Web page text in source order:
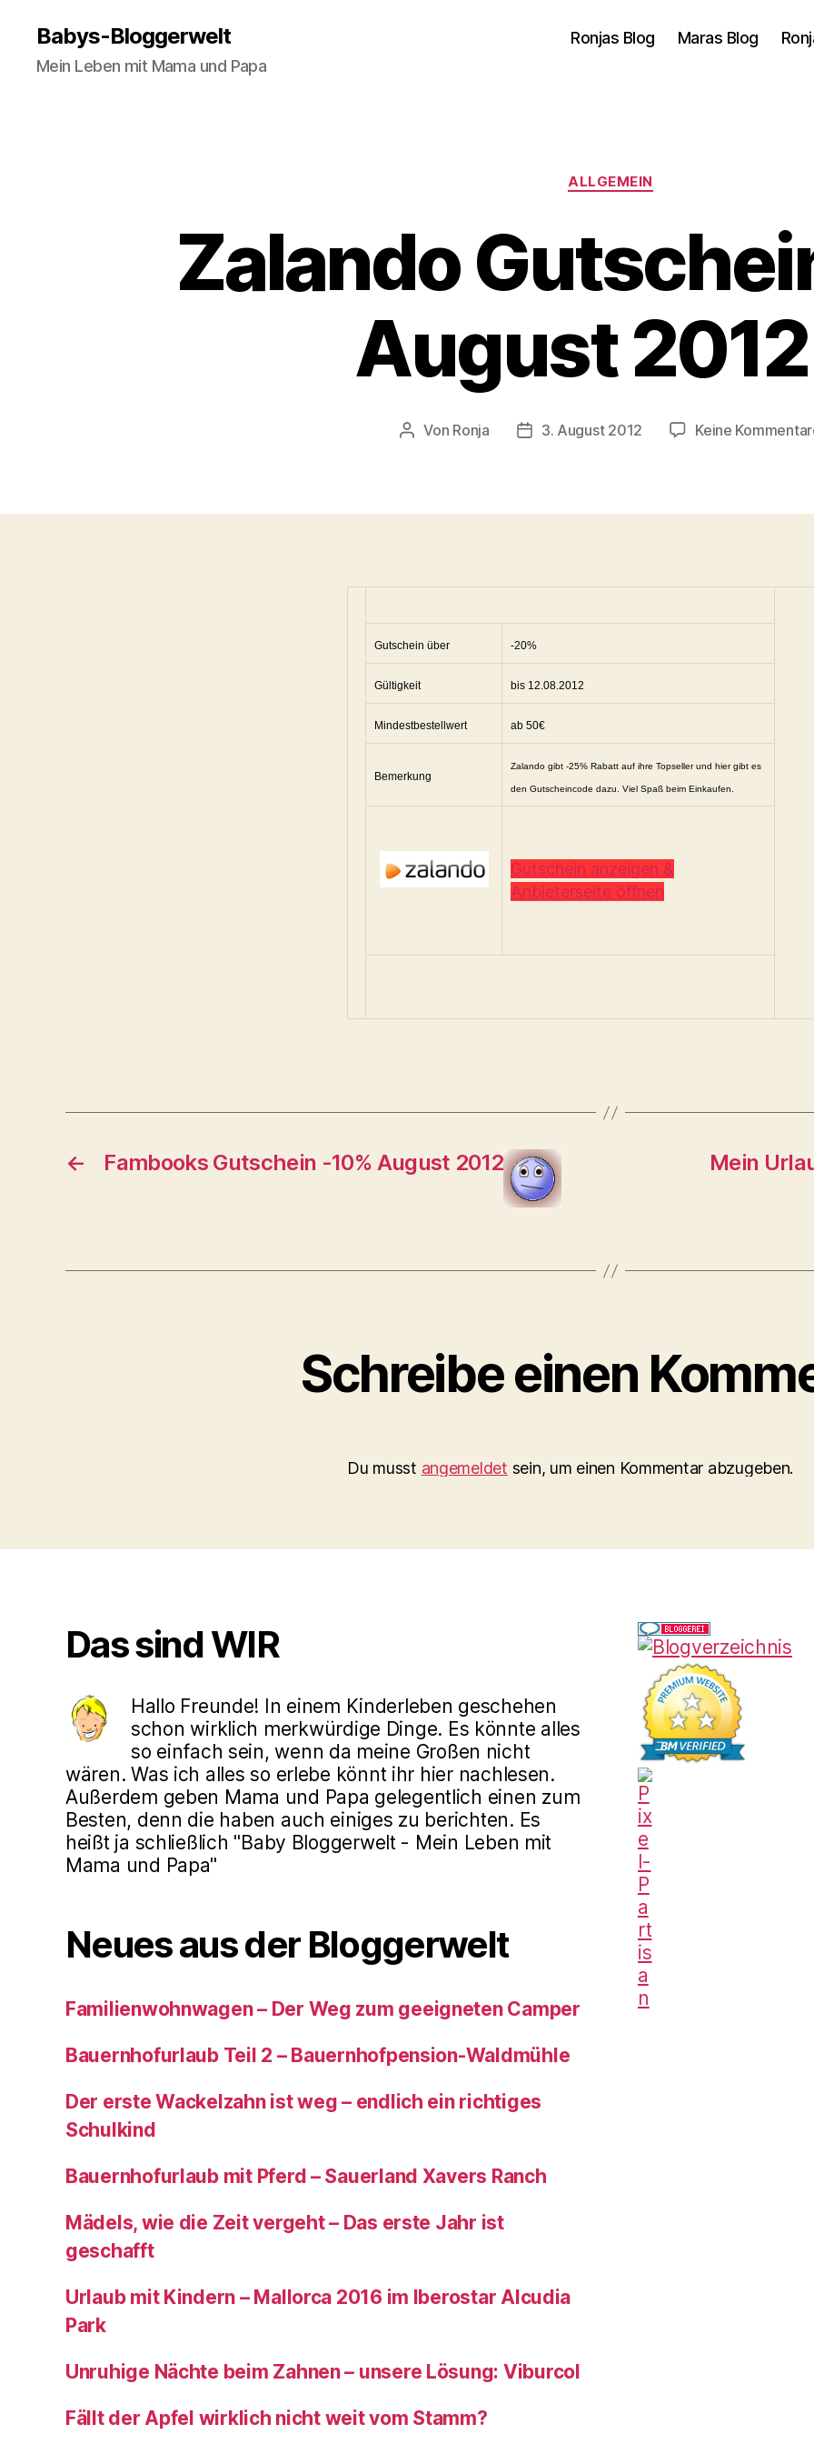
Babys-Bloggerwelt
Mein Leben mit Mama und Papa
Ronjas Blog Maras Blog
Kategorien
ALLGEMEIN
Zalando
August 2012
Beitragsautor
Von Ronja Veröffentlichungsdatum
3. August 2012 Keine
Gutschein über -20%
Gültigkeit bis 12.08.2012
Mindestbestellwert ab 50€
Bemerkung
Zalando gibt -25% Rabatt auf ihre Topseller und hier gibt es
den Gutscheincode dazu. Viel Spaß beim Einkaufen.
Gutschein anzeigen &
Anbieterseite öffnen
← Fambooks Gutschein -10% August 2012 Mein
Schreibe einen
Du musst angemeldet sein, um einen Kommentar abzugeben.
Das sind WIR
Hallo Freunde! In einem Kinderleben geschehen
schon wirklich merkwürdige Dinge. Es könnte alles
so einfach sein, wenn da meine Großen nicht
wären. Was ich alles so erlebe könnt ihr hier nachlesen.
Außerdem geben Mama und Papa gelegentlich einen zum
Besten, denn die haben auch einiges zu berichten. Es
heißt ja schließlich "Baby Bloggerwelt - Mein Leben mit
Mama und Papa"
Neues aus der Bloggerwelt
Familienwohnwagen – Der Weg zum geeigneten Camper
Bauernhofurlaub Teil 2 – Bauernhofpension-Waldmühle
Der erste Wackelzahn ist weg – endlich ein richtiges
Schulkind
Bauernhofurlaub mit Pferd – Sauerland Xavers Ranch
Mädels, wie die Zeit vergeht – Das erste Jahr ist
geschafft
Urlaub mit Kindern – Mallorca 2016 im Iberostar Alcudia
Park
Unruhige Nächte beim Zahnen – unsere Lösung: Viburcol
Fällt der Apfel wirklich nicht weit vom Stamm?